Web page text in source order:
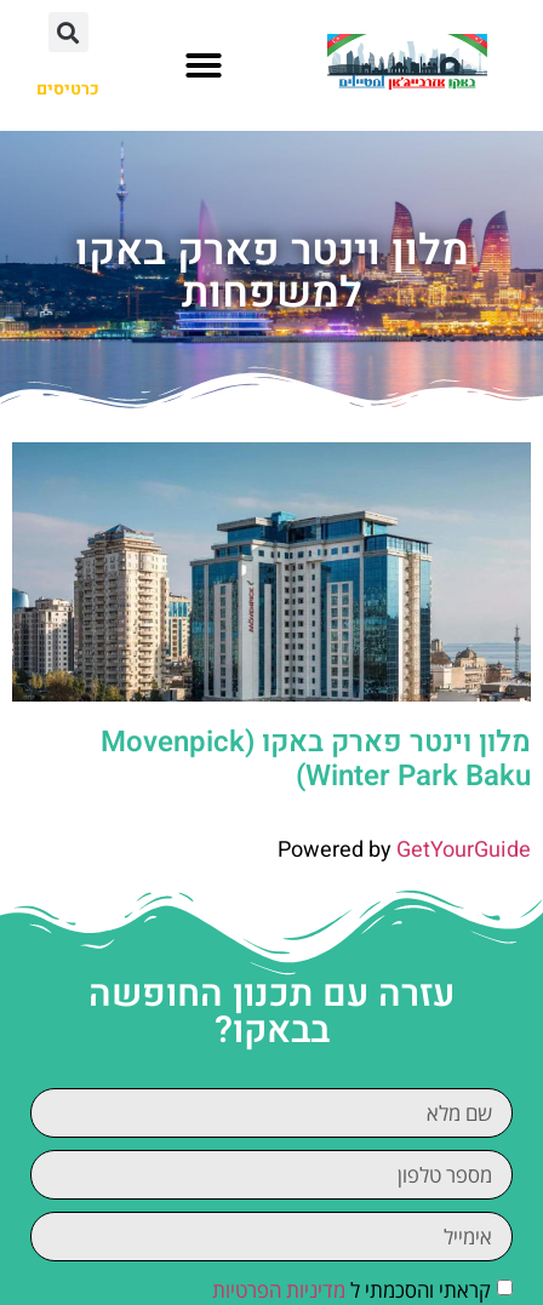
כרטיסים
מלון וינטר פארק באקו
למשפחות
מלון וינטר פארק באקו (Movenpick
Winter Park Baku)
Powered byGetYourGuide
עזרה עם תכנון החופשה
בבאקו?
קראתי והסכמתי ל מדיניות הפרטיות